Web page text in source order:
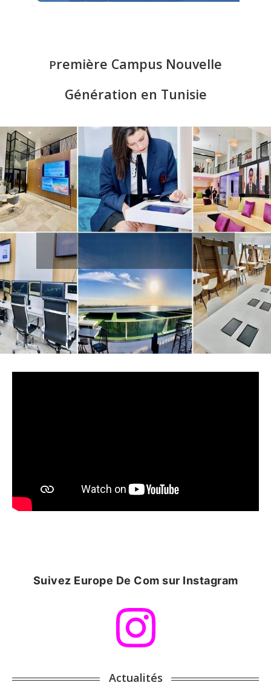
Runden, klare Regeln und eine steigende Herausforderung, die
Première Campus Nouvelle
Génération en Tunisie
Suivez Europe De Com sur Instagram
Actualités